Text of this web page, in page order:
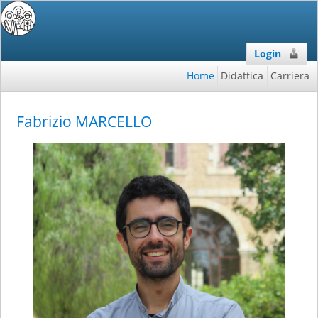
Login
Home Didattica Carriera
Fabrizio MARCELLO